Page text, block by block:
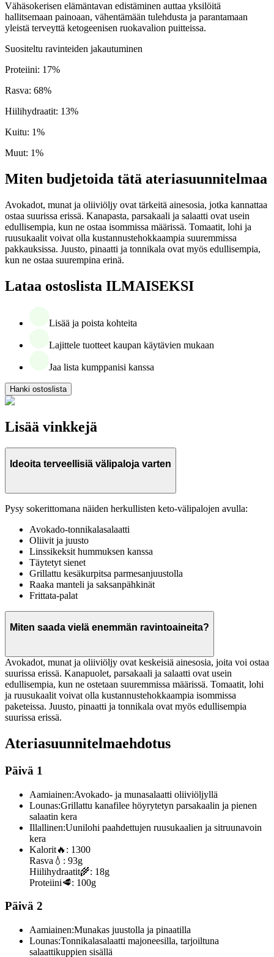
Vähäsokerisen elämäntavan edistäminen auttaa yksilöitä
hallitsemaan painoaan, vähentämään tulehdusta ja parantamaan
yleistä terveyttä ketogeenisen ruokavalion puitteissa.
Suositeltu ravinteiden jakautuminen
Proteiini: 17%
Rasva: 68%
Hiilihydraatit: 13%
Kuitu: 1%
Muut: 1%
Miten budjetoida tätä ateriasuunnitelmaa
Avokadot, munat ja oliiviöljy ovat tärkeitä ainesosia, jotka kannattaa
ostaa suurissa erissä. Kanapasta, parsakaali ja salaatti ovat usein
edullisempia, kun ne ostaa isommissa määrissä. Tomaatit, lohi ja
ruusukaalit voivat olla kustannustehokkaampia suuremmissa
pakkauksissa. Juusto, pinaatti ja tonnikala ovat myös edullisempia,
kun ne ostaa suurempina erinä.
Lataa ostoslista ILMAISEKSI
Lisää ja poista kohteita
Lajittele tuotteet kaupan käytävien mukaan
Jaa lista kumppanisi kanssa
Hanki ostoslista
Lisää vinkkejä
Ideoita terveellisiä välipaloja varten
Pysy sokerittomana näiden herkullisten keto-välipalojen avulla:
Avokado-tonnikalasalaatti
Oliivit ja juusto
Linssikeksit hummuksen kanssa
Täytetyt sienet
Grillattu kesäkurpitsa parmesanjuustolla
Raaka manteli ja saksanpähkinät
Frittata-palat
Miten saada vielä enemmän ravintoaineita?
Avokadot, munat ja oliiviöljy ovat keskeisiä ainesosia, joita voi ostaa
suurissa erissä. Kanapuolet, parsakaali ja salaatti ovat usein
edullisempia, kun ne ostetaan suuremmissa määrissä. Tomaatit, lohi
ja ruusukaalit voivat olla kustannustehokkaampia isommissa
paketeissa. Juusto, pinaatti ja tonnikala ovat myös edullisempia
suurissa erissä.
Ateriasuunnitelmaehdotus
Päivä 1
Aamiainen:Avokado- ja munasalaatti oliiviöljyllä
Lounas:Grillattu kanafilee höyrytetyn parsakaalin ja pienen
salaatin kera
Illallinen:Uunilohi paahdettujen ruusukaalien ja sitruunavoin
kera
Kalorit🔥: 1300
Rasva 💧: 93g
Hiilihydraatit🌾: 18g
Proteiini🥩: 100g
Päivä 2
Aamiainen:Munakas juustolla ja pinaatilla
Lounas:Tonnikalasalaatti majoneesilla, tarjoiltuna
salaattikuppien sisällä